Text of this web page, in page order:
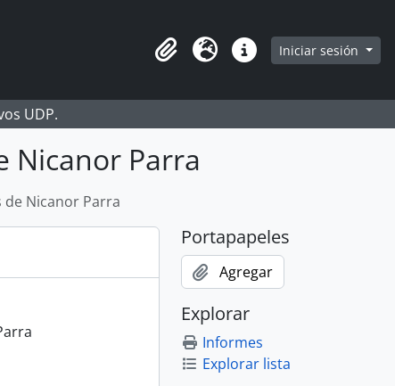
Portapapeles
Idioma Enlaces rápidos
Iniciar sesión
UDP.
Nicanor Parra
Nicanor Parra
Portapapeles
Agregar
Explorar
Informes
Explorar lista